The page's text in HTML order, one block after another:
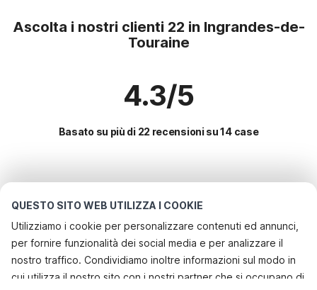
QUESTO SITO WEB UTILIZZA I COOKIE
Utilizziamo i cookie per personalizzare contenuti ed annunci,
per fornire funzionalità dei social media e per analizzare il
nostro traffico. Condividiamo inoltre informazioni sul modo in
cui utilizza il nostro sito con i nostri partner che si occupano di
Ascolta i nostri clienti 22 in Ingrandes-de-
Touraine
4.3/5
Basato su più di 22 recensioni su 14 case
vacanze
Città con i migliori servizi per le vacanze
Casa vacanze a misura di bambino comps
Casa vacanze a misura di bambino saint-dionizy
Servizi più popolari per le vacanze in Ingrandes-de-
touraine